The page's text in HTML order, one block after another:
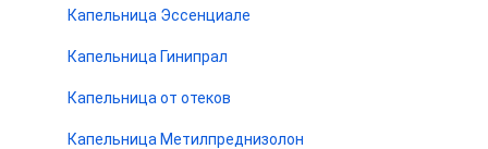
Капельница Эссенциале
Капельница Гинипрал
Капельница от отеков
Капельница Метилпреднизолон